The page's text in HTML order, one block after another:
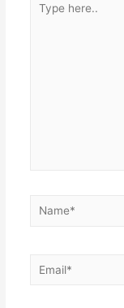
here..
Name*
Email*